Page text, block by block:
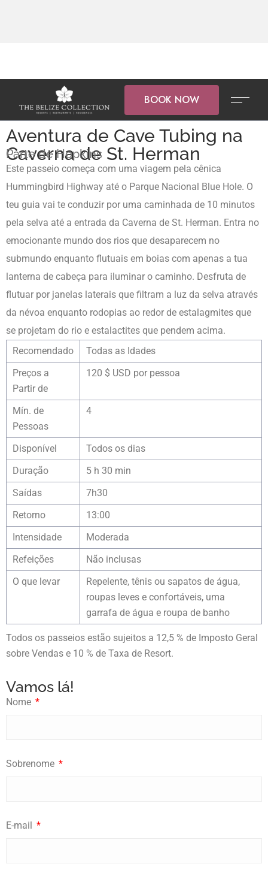
BOOK NOW
Aventura de Cave Tubing na
Caverna de St. Herman
Parte de Hopkins
Este passeio começa com uma viagem pela cênica
Hummingbird Highway até o Parque Nacional Blue Hole. O
teu guia vai te conduzir por uma caminhada de 10 minutos
pela selva até a entrada da Caverna de St. Herman. Entra no
emocionante mundo dos rios que desaparecem no
submundo enquanto flutuais em boias com apenas a tua
lanterna de cabeça para iluminar o caminho. Desfruta de
flutuar por janelas laterais que filtram a luz da selva através
da névoa enquanto rodopias ao redor de estalagmites que
se projetam do rio e estalactites que pendem acima.
Recomendado
Todas as Idades
Preços a
Partir de
120 $ USD por pessoa
Mín. de
Pessoas
4
Disponível
Todos os dias
Duração
5 h 30 min
Saídas
7h30
Retorno
13:00
Intensidade
Moderada
Refeições
Não inclusas
O que levar
Repelente, tênis ou sapatos de água,
roupas leves e confortáveis, uma
garrafa de água e roupa de banho
Todos os passeios estão sujeitos a 12,5 % de Imposto Geral
sobre Vendas e 10 % de Taxa de Resort.
Vamos lá!
Nome
Sobrenome
E-mail